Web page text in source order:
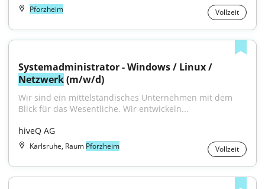
Pforzheim Vollzeit
Netzwerk (m/w/d)
Wir sind ein mittelständisches Unternehmen mit dem
Blick für das Wesentliche. Wir entwickeln...
hiveQ AG
Karlsruhe, Raum Pforzheim Vollzeit